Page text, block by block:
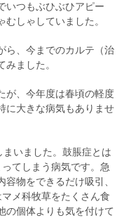
いつもぶひぶひアピー
しゃしていました。
ら、今までのカルテ（治
ました。
が、今年度は春頃の軽度
に大きな病気もありませ
いました。鼓脹症とは
てしまう病気です。急
物をできるだけ吸引、
メ科牧草をたくさん食
の個体よりも気を付けて